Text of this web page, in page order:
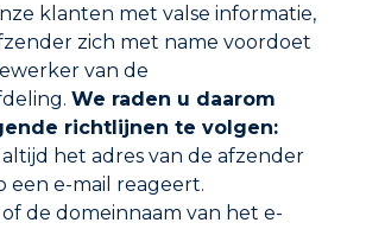
klanten met valse informatie,
zich met name voordoet
van de
We raden u daarom
richtlijnen te volgen:
altijd het adres van de afzender
een e-mail reageert.
of de domeinnaam van het e-